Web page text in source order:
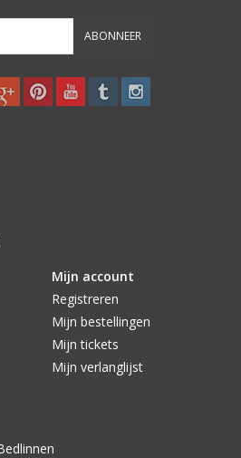
ABONNEER
Mijn account
Registreren
Mijn bestellingen
Mijn tickets
Mijn verlanglijst